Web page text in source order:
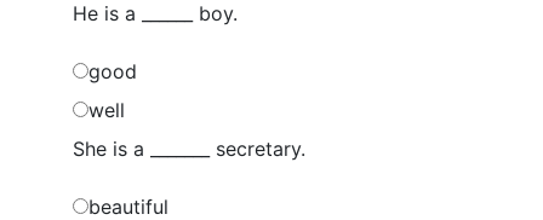
He is a ______ boy.
good
well
She is a _______ secretary.
beautiful